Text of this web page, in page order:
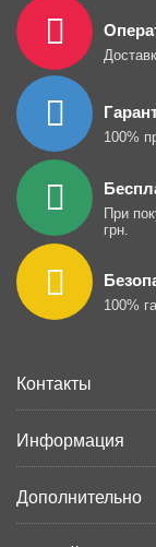
100%
При
грн.
100%
Контакты
Информация
Дополнительно